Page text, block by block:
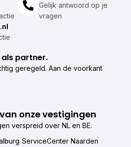
Gelijk antwoord op je
vragen
partner.
geregeld. Aan de voorkant
onze vestigingen
verspreid over NL en BE.
ServiceCenter Naarden